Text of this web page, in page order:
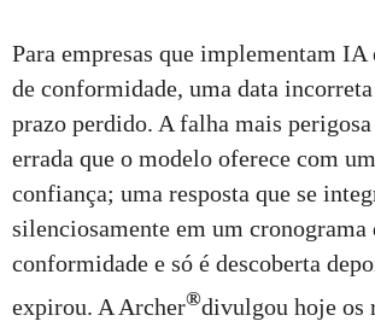
Para empresas que implementam IA
de conformidade, uma data
prazo perdido. A falha mais perigosa
errada que o modelo oferece com
confiança; uma resposta que se
silenciosamente em um cronograma
conformidade e só é descoberta
expirou. A Archer®divulgou hoje os